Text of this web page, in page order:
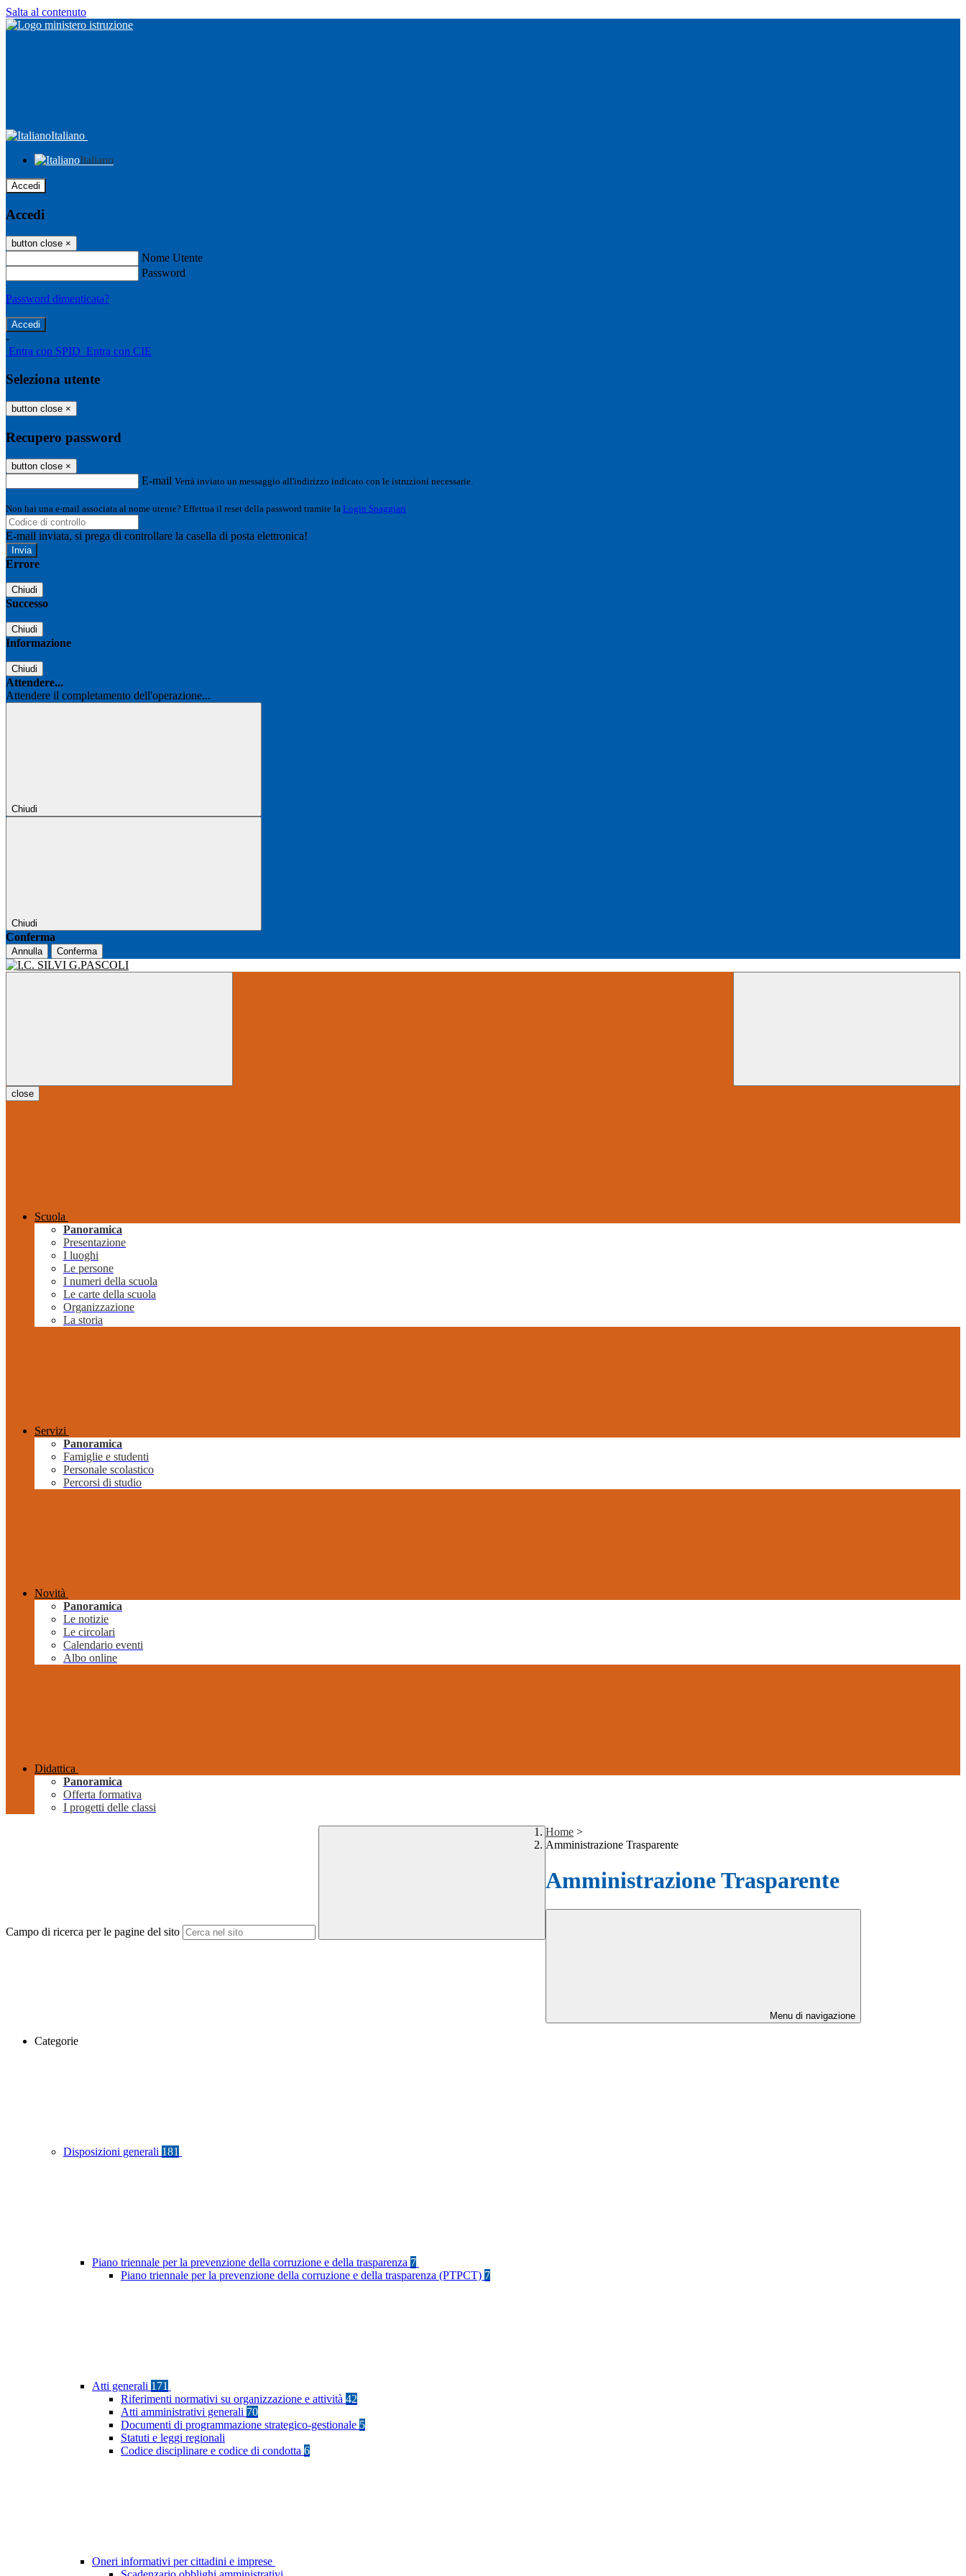
Salta al contenuto
Italiano
Italiano
Accedi
Accedi
button close ×
Nome Utente
Password
Password dimenticata?
-
Entra con SPID Entra con CIE
Seleziona utente
button close ×
Recupero password
button close ×
E-mail Verrà inviato un messaggio all'indirizzo indicato con le istruzioni necessarie.
Non hai una e-mail associata al nome utente? Effettua il reset della password tramite la Login Spaggiari
E-mail inviata, si prega di controllare la casella di posta elettronica!
Errore
Chiudi
Successo
Chiudi
Informazione
Chiudi
Attendere...
Attendere il completamento dell'operazione...
Chiudi
Chiudi
Conferma
Annulla Conferma
close
Scuola
Panoramica
Presentazione
I luoghi
Le persone
I numeri della scuola
Le carte della scuola
Organizzazione
La storia
Servizi
Panoramica
Famiglie e studenti
Personale scolastico
Percorsi di studio
Novità
Panoramica
Le notizie
Le circolari
Calendario eventi
Albo online
Didattica
Panoramica
Offerta formativa
I progetti delle classi
Campo di ricerca per le pagine del sito
Home >
Amministrazione Trasparente
Amministrazione Trasparente
Menu di navigazione
Categorie
Disposizioni generali 181
Piano triennale per la prevenzione della corruzione e della trasparenza 7
Piano triennale per la prevenzione della corruzione e della trasparenza (PTPCT) 7
Atti generali 171
Riferimenti normativi su organizzazione e attività 42
Atti amministrativi generali 70
Documenti di programmazione strategico-gestionale 5
Statuti e leggi regionali
Codice disciplinare e codice di condotta 6
Oneri informativi per cittadini e imprese